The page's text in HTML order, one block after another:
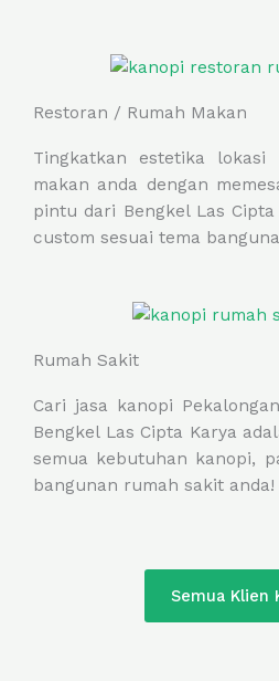
Restoran / Rumah Makan
Tingkatkan estetika
makan anda dengan
pintu dari Bengkel Las
custom sesuai tema
Rumah Sakit
Cari jasa kanopi
Bengkel Las Cipta Karya
semua kebutuhan kanopi,
bangunan rumah sakit anda!
Semua Klien